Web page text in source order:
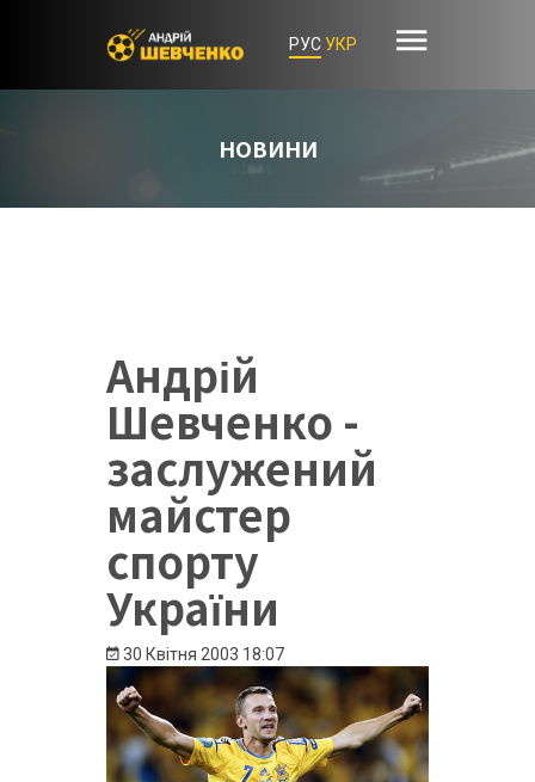
РУС УКР
НОВИНИ
Андрій
Шевченко -
заслужений
майстер
спорту
України
30 Квітня 2003 18:07